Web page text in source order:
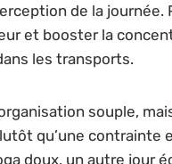
de la journée.
et booster la
les transports.
souple,
qu’une contrainte
doux, un autre jour